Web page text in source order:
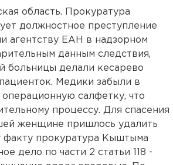
область. Прокуратура
должностное преступление
агентству ЕАН в надзорном
данным следствия,
больницы делали кесарево
Медики забыли в
салфетку, что
процессу. Для спасения
женщине пришлось удалить
факту прокуратура Кыштыма
дело по части 2 статьи 118 -